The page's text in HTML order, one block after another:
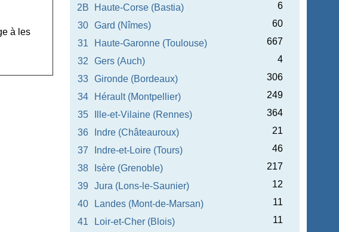
à les
2B
Haute-Corse (Bastia)
6
30
Gard (Nîmes)
60
31
Haute-Garonne (Toulouse)
667
32
Gers (Auch)
4
33
Gironde (Bordeaux)
306
34
Hérault (Montpellier)
249
35
Ille-et-Vilaine (Rennes)
364
36
Indre (Châteauroux)
21
37
Indre-et-Loire (Tours)
46
38
Isère (Grenoble)
217
39
Jura (Lons-le-Saunier)
12
40
Landes (Mont-de-Marsan)
11
41
Loir-et-Cher (Blois)
11